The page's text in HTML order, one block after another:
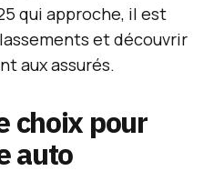
qui approche, il est
et découvrir
aux assurés.
choix pour
auto